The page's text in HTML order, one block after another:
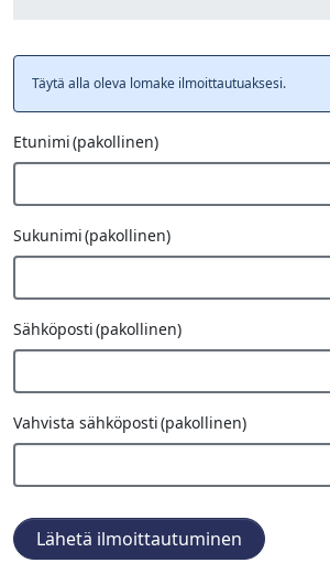
Täytä alla oleva lomake ilmoittautuaksesi.
Etunimi(pakollinen)
Sukunimi(pakollinen)
Sähköposti(pakollinen)
Vahvista sähköposti(pakollinen)
Lähetä ilmoittautuminen